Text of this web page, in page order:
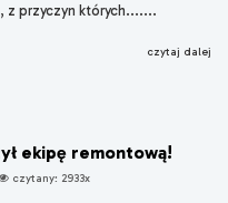
z przyczyn których.......
czytaj dalej
ekipę remontową!
czytany: 2933x